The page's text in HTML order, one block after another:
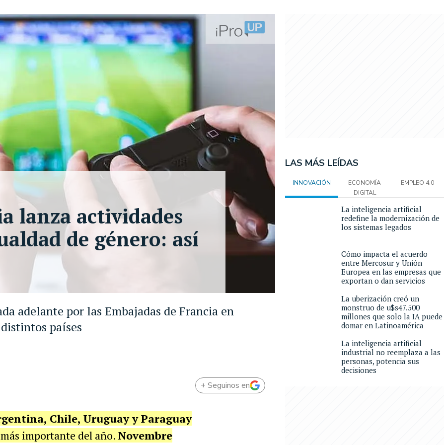
adelante por las Embajadas de Francia en
países
lanza actividades
de género: así
+ Seguinos en
Chile, Uruguay y Paraguay
importante del año. Novembre
LAS MÁS LEÍDAS
INNOVACIÓN
ECONOMÍA
DIGITAL
EMPLEO 4.0
La inteligencia artificial
redefine la modernización de
los sistemas legados
Cómo impacta el acuerdo
entre Mercosur y Unión
Europea en las empresas que
exportan o dan servicios
La uberización creó un
monstruo de u$s47.500
millones que solo la IA puede
domar en Latinoamérica
La inteligencia artificial
industrial no reemplaza a las
personas, potencia sus
decisiones